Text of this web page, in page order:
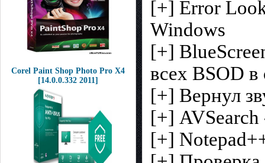
Corel Paint Shop Photo Pro X4
[14.0.0.332 2011]
[+] Error
Windows
[+]
всех BSOD в
[+] Вернул
[+] AVSearch
[+]